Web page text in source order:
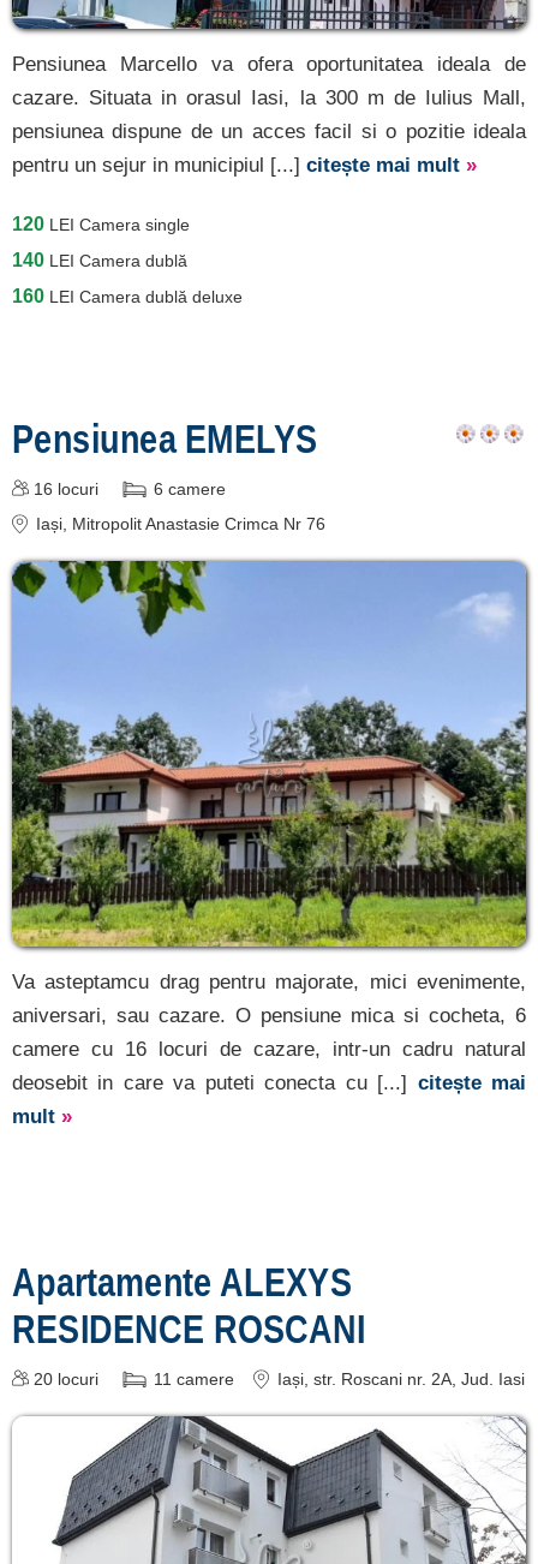
Pensiunea Marcello va ofera oportunitatea ideala de
cazare. Situata in orasul Iasi, la 300 m de Iulius Mall,
pensiunea dispune de un acces facil si o pozitie ideala
pentru un sejur in municipiul [...] citește mai mult »
120 LEI Camera single
140 LEI Camera dublă
160 LEI Camera dublă deluxe
Pensiunea EMELYS
16 locuri 6 camere
Iași , Mitropolit Anastasie Crimca Nr 76
Va asteptamcu drag pentru majorate, mici evenimente,
aniversari, sau cazare. O pensiune mica si cocheta, 6
camere cu 16 locuri de cazare, intr-un cadru natural
deosebit in care va puteti conecta cu [...] citește mai
mult »
Apartamente ALEXYS
RESIDENCE ROSCANI
20 locuri 11 camere Iași , str. Roscani nr. 2A , Jud. Iasi